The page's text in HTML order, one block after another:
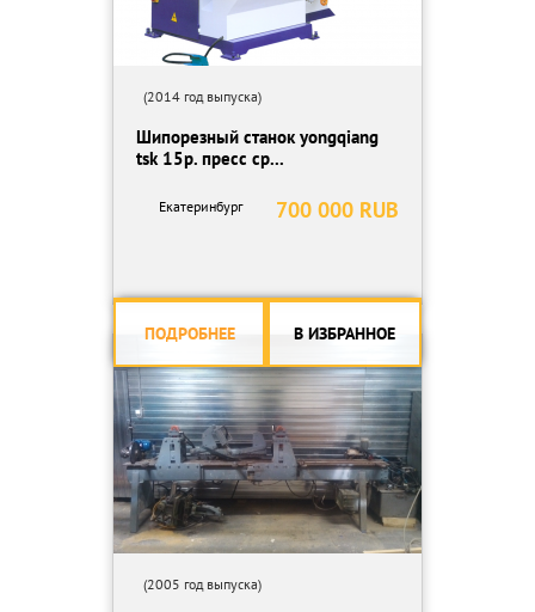
(2014 год выпуска)
Шипорезный станок yongqiang
tsk 15p. пресс ср...
700 000 RUB
Екатеринбург
ПОДРОБНЕЕ В ИЗБРАННОЕ
(2005 год выпуска)